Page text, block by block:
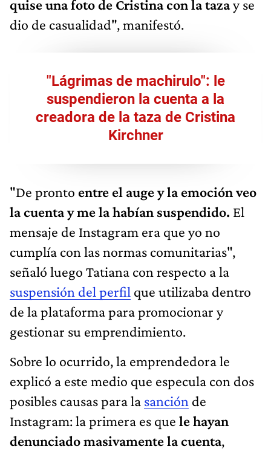
quise una foto de Cristina con la tazay se
dio de casualidad", manifestó.
"Lágrimas de machirulo": le
suspendieron la cuenta a la
creadora de la taza de Cristina
Kirchner
"De pronto entre el auge y la emoción veo
la cuenta y me la habían suspendido. El
mensaje de Instagram era que yo no
cumplía con las normas comunitarias",
señaló luego Tatiana con respecto a la
suspensión del perfil que utilizaba dentro
de la plataforma para promocionar y
gestionar su emprendimiento.
Sobre lo ocurrido, la emprendedora le
explicó a este medio que especula con dos
posibles causas para la sanción de
Instagram: la primera es que le hayan
denunciado masivamente la cuenta,